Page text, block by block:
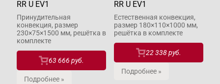
RR U EV1
Принудительная
конвекция, размер
230×75×1500 мм, решётка в
комплекте
63 666 руб.
Подробнее »
RR U EV1
Естественная конвекция,
размер 180×110×1000 мм,
решётка в комплекте
22 338 руб.
Подробнее »